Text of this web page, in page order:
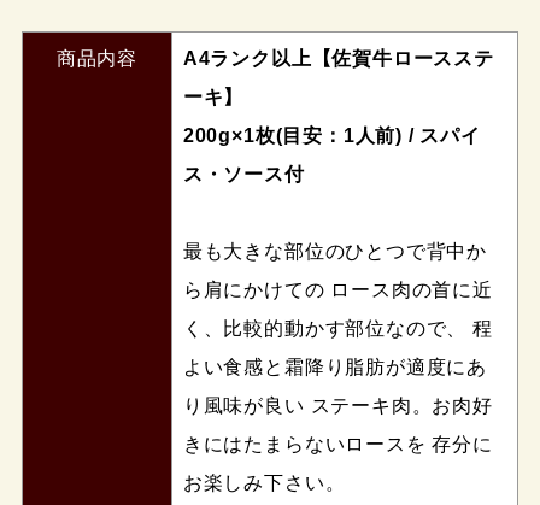
商品内容
A4ランク以上【佐賀牛ロースステ
ーキ】
200g×1枚(目安：1人前) / スパイ
ス・ソース付
最も大きな部位のひとつで背中か
ら肩にかけての ロース肉の首に近
く、比較的動かす部位なので、 程
よい食感と霜降り脂肪が適度にあ
り風味が良い ステーキ肉。お肉好
きにはたまらないロースを 存分に
お楽しみ下さい。